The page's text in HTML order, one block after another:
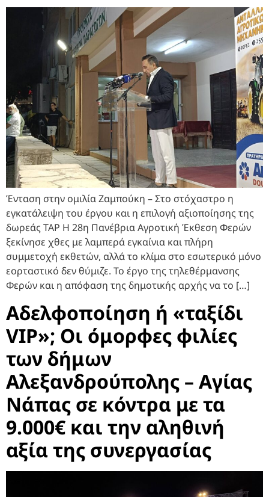
Ένταση στην ομιλία Ζαμπούκη – Στο στόχαστρο η
εγκατάλειψη του έργου και η επιλογή αξιοποίησης της
δωρεάς ΤΑΡ Η 28η Πανέβρια Αγροτική Έκθεση Φερών
ξεκίνησε χθες με λαμπερά εγκαίνια και πλήρη
συμμετοχή εκθετών, αλλά το κλίμα στο εσωτερικό μόνο
εορταστικό δεν θύμιζε. Το έργο της τηλεθέρμανσης
Φερών και η απόφαση της δημοτικής αρχής να το […]
Αδελφοποίηση ή «ταξίδι
VIP»; Οι όμορφες φιλίες
των δήμων
Αλεξανδρούπολης – Αγίας
Νάπας σε κόντρα με τα
9.000€ και την αληθινή
αξία της συνεργασίας